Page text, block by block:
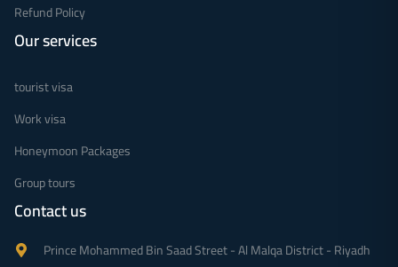
Refund Policy
Our services
tourist visa
Work visa
Honeymoon Packages
Group tours
Contact us
Prince Mohammed Bin Saad Street - Al Malqa District - Riyadh